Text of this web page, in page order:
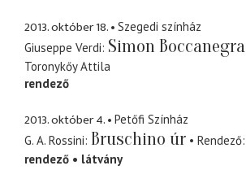
2013. október 18.
Szegedi színház
Giuseppe Verdi Simon Boccanegra
Toronykőy Attila
rendező
2013. október 4.
Petőfi Színház
G. A. Rossini Bruschino úr Rendező
rendező
látvány